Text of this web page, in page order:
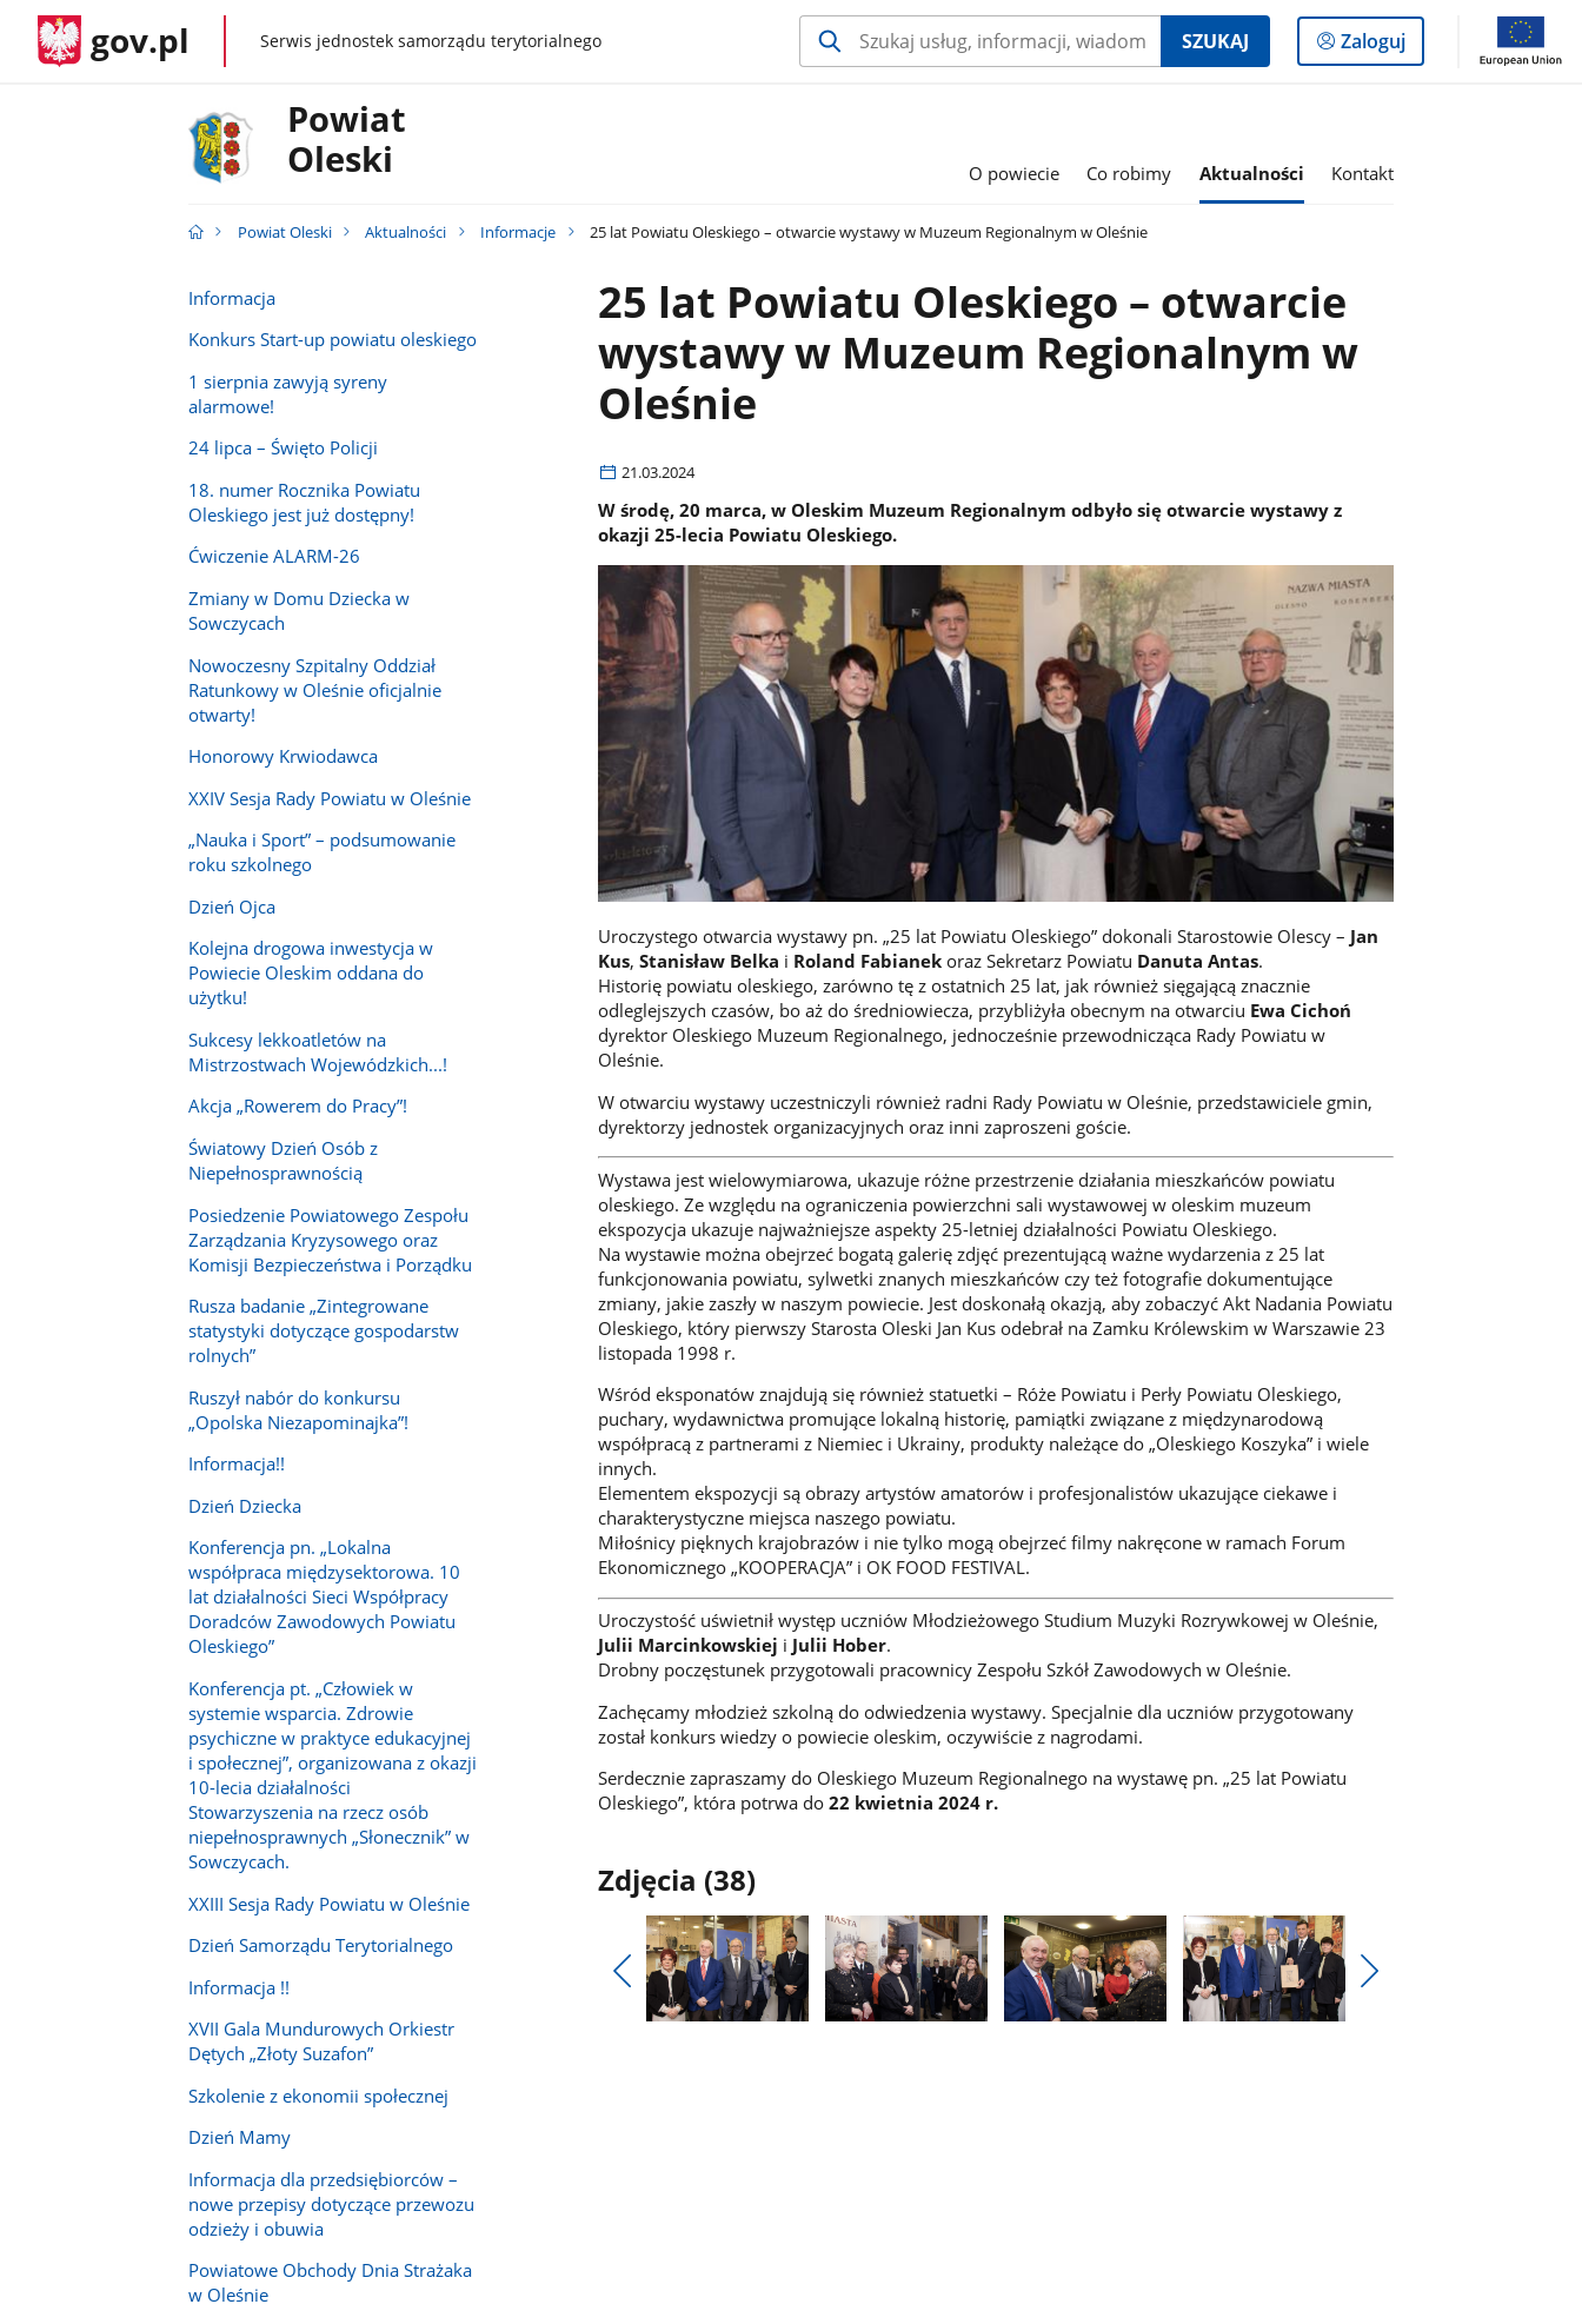
gov.pl gov.plSerwis jednostek samorządu terytorialnego SZUKAJ
Logowanie
do
Zaloguj
Powiat
Oleski
O powiecie Co robimy Aktualności Kontakt
Powiat Oleski Aktualności Informacje 25 lat Powiatu Oleskiego – otwarcie wystawy w Muzeum Regionalnym w Oleśnie
Informacja
Konkurs Start-up powiatu oleskiego
1 sierpnia zawyją syreny
alarmowe!
24 lipca – Święto Policji
18. numer Rocznika Powiatu
Oleskiego jest już dostępny!
Ćwiczenie ALARM-26
Zmiany w Domu Dziecka w
Sowczycach
Nowoczesny Szpitalny Oddział
Ratunkowy w Oleśnie oficjalnie
otwarty!
Honorowy Krwiodawca
XXIV Sesja Rady Powiatu w Oleśnie
„Nauka i Sport” – podsumowanie
roku szkolnego
Dzień Ojca
Kolejna drogowa inwestycja w
Powiecie Oleskim oddana do
użytku!
Sukcesy lekkoatletów na
Mistrzostwach Wojewódzkich...!
Akcja „Rowerem do Pracy”!
Światowy Dzień Osób z
Niepełnosprawnością
Posiedzenie Powiatowego Zespołu
Zarządzania Kryzysowego oraz
Komisji Bezpieczeństwa i Porządku
Rusza badanie „Zintegrowane
statystyki dotyczące gospodarstw
rolnych”
Ruszył nabór do konkursu
„Opolska Niezapominajka”!
Informacja!!
Dzień Dziecka
Konferencja pn. „Lokalna
współpraca międzysektorowa. 10
lat działalności Sieci Współpracy
Doradców Zawodowych Powiatu
Oleskiego”
Konferencja pt. „Człowiek w
systemie wsparcia. Zdrowie
psychiczne w praktyce edukacyjnej
i społecznej”, organizowana z okazji
10-lecia działalności
Stowarzyszenia na rzecz osób
niepełnosprawnych „Słonecznik” w
Sowczycach.
XXIII Sesja Rady Powiatu w Oleśnie
Dzień Samorządu Terytorialnego
Informacja !!
XVII Gala Mundurowych Orkiestr
Dętych „Złoty Suzafon”
Szkolenie z ekonomii społecznej
Dzień Mamy
Informacja dla przedsiębiorców –
nowe przepisy dotyczące przewozu
odzieży i obuwia
Powiatowe Obchody Dnia Strażaka
w Oleśnie
25 lat Powiatu Oleskiego – otwarcie
wystawy w Muzeum Regionalnym w
Oleśnie
21.03.2024
W środę, 20 marca, w Oleskim Muzeum Regionalnym odbyło się otwarcie wystawy z
okazji 25-lecia Powiatu Oleskiego.
Uroczystego otwarcia wystawy pn. „25 lat Powiatu Oleskiego” dokonali Starostowie Olescy – Jan
Kus,Stanisław Belka i Roland Fabianek oraz Sekretarz Powiatu Danuta Antas.
Historię powiatu oleskiego, zarówno tę z ostatnich 25 lat, jak również sięgającą znacznie
odleglejszych czasów, bo aż do średniowiecza, przybliżyła obecnym na otwarciu Ewa Cichoń
dyrektor Oleskiego Muzeum Regionalnego, jednocześnie przewodnicząca Rady Powiatu w
Oleśnie.
W otwarciu wystawy uczestniczyli również radni Rady Powiatu w Oleśnie, przedstawiciele gmin,
dyrektorzy jednostek organizacyjnych oraz inni zaproszeni goście.
Wystawa jest wielowymiarowa, ukazuje różne przestrzenie działania mieszkańców powiatu
oleskiego. Ze względu na ograniczenia powierzchni sali wystawowej w oleskim muzeum
ekspozycja ukazuje najważniejsze aspekty 25-letniej działalności Powiatu Oleskiego.
Na wystawie można obejrzeć bogatą galerię zdjęć prezentującą ważne wydarzenia z 25 lat
funkcjonowania powiatu, sylwetki znanych mieszkańców czy też fotografie dokumentujące
zmiany, jakie zaszły w naszym powiecie. Jest doskonałą okazją, aby zobaczyć Akt Nadania Powiatu
Oleskiego, który pierwszy Starosta Oleski Jan Kus odebrał na Zamku Królewskim w Warszawie 23
listopada 1998 r.
Wśród eksponatów znajdują się również statuetki – Róże Powiatu i Perły Powiatu Oleskiego,
puchary, wydawnictwa promujące lokalną historię, pamiątki związane z międzynarodową
współpracą z partnerami z Niemiec i Ukrainy, produkty należące do „Oleskiego Koszyka” i wiele
innych.
Elementem ekspozycji są obrazy artystów amatorów i profesjonalistów ukazujące ciekawe i
charakterystyczne miejsca naszego powiatu.
Miłośnicy pięknych krajobrazów i nie tylko mogą obejrzeć filmy nakręcone w ramach Forum
Ekonomicznego „KOOPERACJA” i OK FOOD FESTIVAL.
Uroczystość uświetnił występ uczniów Młodzieżowego Studium Muzyki Rozrywkowej w Oleśnie,
Julii Marcinkowskiej i Julii Hober.
Drobny poczęstunek przygotowali pracownicy Zespołu Szkół Zawodowych w Oleśnie.
Zachęcamy młodzież szkolną do odwiedzenia wystawy. Specjalnie dla uczniów przygotowany
został konkurs wiedzy o powiecie oleskim, oczywiście z nagrodami.
Serdecznie zapraszamy do Oleskiego Muzeum Regionalnego na wystawę pn. „25 lat Powiatu
Oleskiego”, która potrwa do22 kwietnia 2024 r.
Zdjęcia (38)
Pokaż
poprzednie